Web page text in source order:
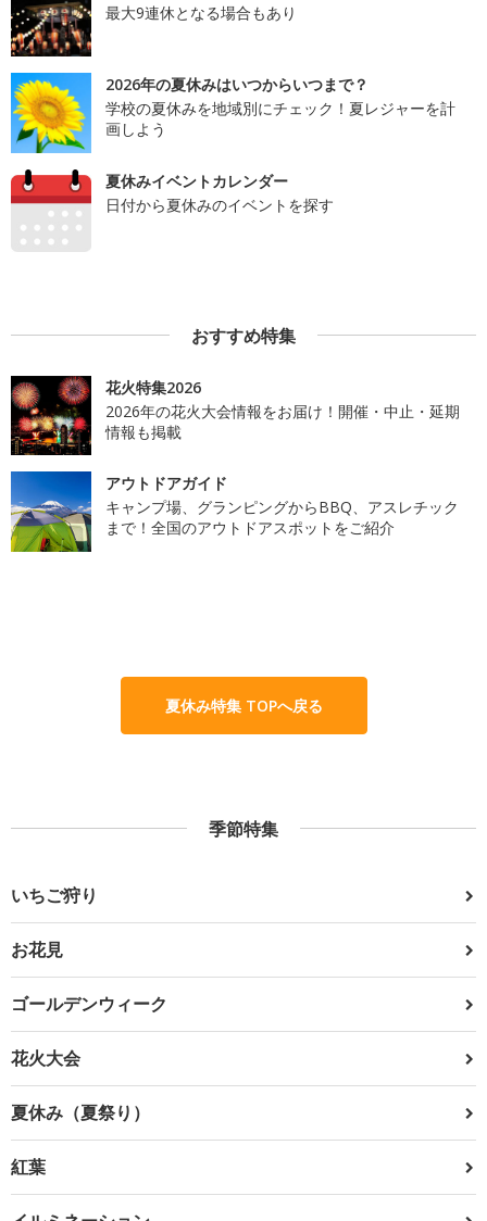
最大9連休となる場合もあり
2026年の夏休みはいつからいつまで？
学校の夏休みを地域別にチェック！夏レジャーを計
画しよう
夏休みイベントカレンダー
日付から夏休みのイベントを探す
おすすめ特集
花火特集2026
2026年の花火大会情報をお届け！開催・中止・延期
情報も掲載
アウトドアガイド
キャンプ場、グランピングからBBQ、アスレチック
まで！全国のアウトドアスポットをご紹介
夏休み特集 TOPへ戻る
季節特集
いちご狩り
お花見
ゴールデンウィーク
花火大会
夏休み（夏祭り）
紅葉